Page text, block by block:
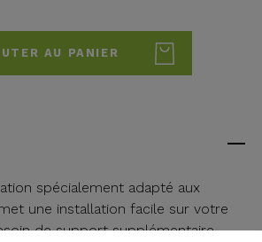
AU PANIER
spécialement adapté aux
une installation facile sur votre
de support supplémentaire.